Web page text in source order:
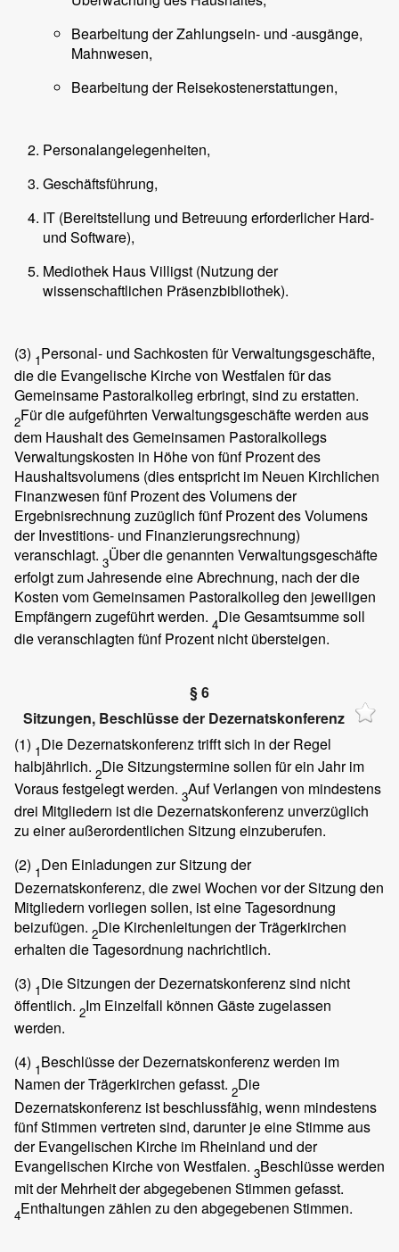
Bearbeitung der Zahlungsein- und -ausgänge,
Mahnwesen,
Bearbeitung der Reisekostenerstattungen,
Personalangelegenheiten,
Geschäftsführung,
IT (Bereitstellung und Betreuung erforderlicher Hard-
und Software),
Mediothek Haus Villigst (Nutzung der
wissenschaftlichen Präsenzbibliothek).
(3) 1Personal- und Sachkosten für Verwaltungsgeschäfte,
die die Evangelische Kirche von Westfalen für das
Gemeinsame Pastoralkolleg erbringt, sind zu erstatten.
2Für die aufgeführten Verwaltungsgeschäfte werden aus
dem Haushalt des Gemeinsamen Pastoralkollegs
Verwaltungskosten in Höhe von fünf Prozent des
Haushaltsvolumens (dies entspricht im Neuen Kirchlichen
Finanzwesen fünf Prozent des Volumens der
Ergebnisrechnung zuzüglich fünf Prozent des Volumens
der Investitions- und Finanzierungsrechnung)
veranschlagt. 3Über die genannten Verwaltungsgeschäfte
erfolgt zum Jahresende eine Abrechnung, nach der die
Kosten vom Gemeinsamen Pastoralkolleg den jeweiligen
Empfängern zugeführt werden. 4Die Gesamtsumme soll
die veranschlagten fünf Prozent nicht übersteigen.
§ 6
Sitzungen, Beschlüsse der Dezernatskonferenz
(1) 1Die Dezernatskonferenz trifft sich in der Regel
halbjährlich. 2Die Sitzungstermine sollen für ein Jahr im
Voraus festgelegt werden. 3Auf Verlangen von mindestens
drei Mitgliedern ist die Dezernatskonferenz unverzüglich
zu einer außerordentlichen Sitzung einzuberufen.
(2) 1Den Einladungen zur Sitzung der
Dezernatskonferenz, die zwei Wochen vor der Sitzung den
Mitgliedern vorliegen sollen, ist eine Tagesordnung
beizufügen. 2Die Kirchenleitungen der Trägerkirchen
erhalten die Tagesordnung nachrichtlich.
(3) 1Die Sitzungen der Dezernatskonferenz sind nicht
öffentlich. 2Im Einzelfall können Gäste zugelassen
werden.
(4) 1Beschlüsse der Dezernatskonferenz werden im
Namen der Trägerkirchen gefasst. 2Die
Dezernatskonferenz ist beschlussfähig, wenn mindestens
fünf Stimmen vertreten sind, darunter je eine Stimme aus
der Evangelischen Kirche im Rheinland und der
Evangelischen Kirche von Westfalen. 3Beschlüsse werden
mit der Mehrheit der abgegebenen Stimmen gefasst.
4Enthaltungen zählen zu den abgegebenen Stimmen.